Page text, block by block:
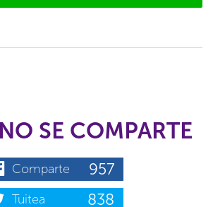
SE COMPARTE
Comparte 957
Tuitea 838